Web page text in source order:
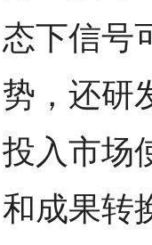
态下信号
势，还研
投入市场
和成果转